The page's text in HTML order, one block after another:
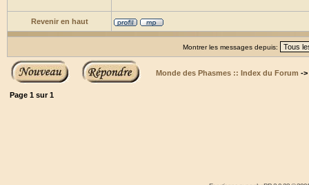
Revenir en haut
Montrer les messages depuis:
Monde des Phasmes :: Index du Forum ->
Page 1 sur1